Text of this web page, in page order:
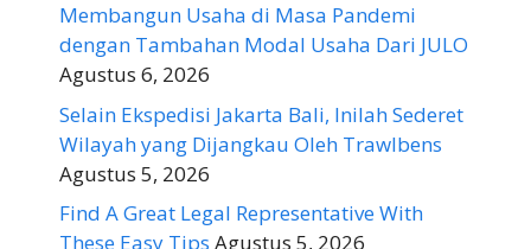
Membangun Usaha di Masa Pandemi
dengan Tambahan Modal Usaha Dari JULO
Agustus 6, 2026
Selain Ekspedisi Jakarta Bali, Inilah Sederet
Wilayah yang Dijangkau Oleh Trawlbens
Agustus 5, 2026
Find A Great Legal Representative With
These Easy Tips Agustus 5, 2026